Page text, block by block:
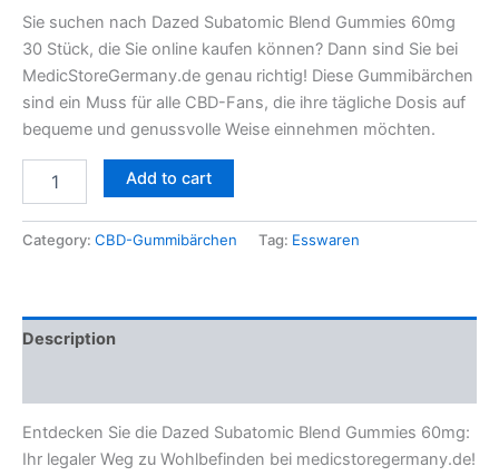
Sie suchen nach Dazed Subatomic Blend Gummies 60mg
30 Stück, die Sie online kaufen können? Dann sind Sie bei
MedicStoreGermany.de genau richtig! Diese Gummibärchen
sind ein Muss für alle CBD-Fans, die ihre tägliche Dosis auf
bequeme und genussvolle Weise einnehmen möchten.
Add to cart
Category: CBD-Gummibärchen Tag: Esswaren
Description
Entdecken Sie die Dazed Subatomic Blend Gummies 60mg:
Ihr legaler Weg zu Wohlbefinden bei medicstoregermany.de!